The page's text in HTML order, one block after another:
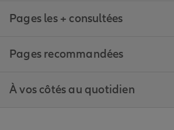
Pages les + consultées
Pages recommandées
À vos côtés au quotidien